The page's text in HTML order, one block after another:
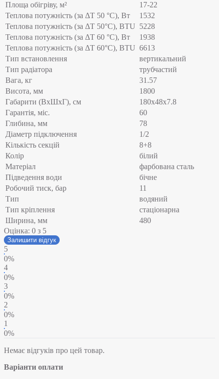
Площа обігріву, м²
17-22
Теплова потужність (за ΔT 50 °C), Вт
1532
Теплова потужність (за ΔT 50°С), BTU 5228
Теплова потужність (за ΔT 60 °C), Вт
1938
Теплова потужність (за ΔT 60°С), BTU 6613
Тип встановлення
вертикальний
Тип радіатора
трубчастий
Вага, кг
31.57
Висота, мм
1800
Габарити (ВхШхГ), см
180x48x7.8
Гарантія, міс.
60
Глибина, мм
78
Діаметр підключення
1/2
Кількість секцій
8+8
Колір
білий
Матеріал
фарбована сталь
Підведення води
бічне
Робочий тиск, бар
11
Тип
водяний
Тип кріплення
стаціонарна
Ширина, мм
480
Оцінка: 0 з 5
Залишити відгук
5
0%
4
0%
3
0%
2
0%
1
0%
Немає відгуків про цей товар.
Варіанти оплати